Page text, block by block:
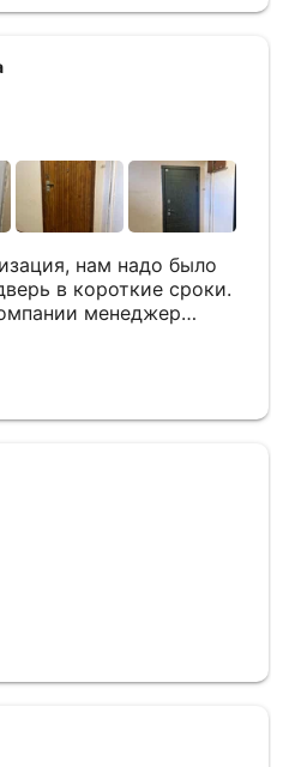
ответили на все
работой мы довольны.
нам надо было
в короткие сроки.
менеджер
предоставил нам
тоже был очень
и установили